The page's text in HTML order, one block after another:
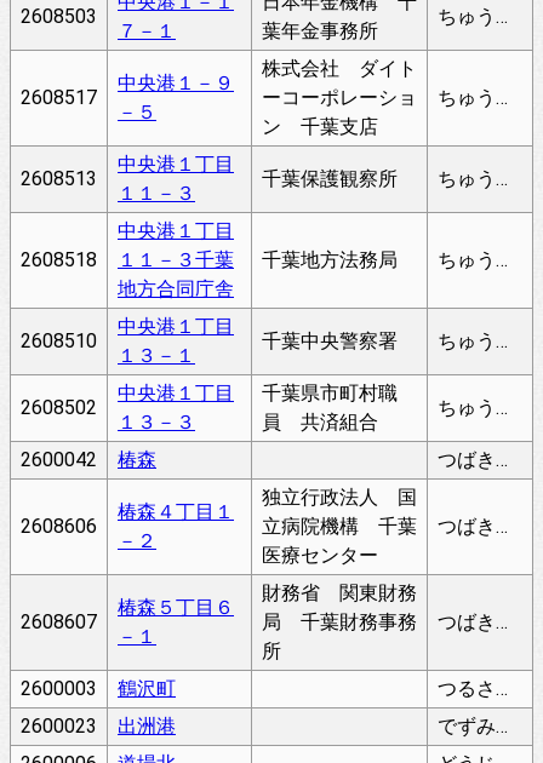
2608503
７－１
葉年金事務所
ちゅうおうこう
2608517
中央港１－９
－５
株式会社 ダイト
ーコーポレーショ
ン 千葉支店
ちゅうおうこう
2608513
中央港１丁目
１１－３
千葉保護観察所 ちゅうおうこう
2608518
中央港１丁目
１１－３千葉
地方合同庁舎
千葉地方法務局 ちゅうおうこう
2608510
中央港１丁目
１３－１
千葉中央警察署 ちゅうおうこう
2608502
中央港１丁目
１３－３
千葉県市町村職
員 共済組合
ちゅうおうこう
2600042 椿森 つばきもり
2608606
椿森４丁目１
－２
独立行政法人 国
立病院機構 千葉
医療センター
つばきもり
2608607
椿森５丁目６
－１
財務省 関東財務
局 千葉財務事務
所
つばきもり
2600003 鶴沢町
つるさわちょう
2600023
出洲港
でずみなと